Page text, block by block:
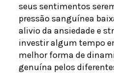
seus sentimentos
pressão sanguínea
alivio da ansiedade e
investir algum tempo
melhor forma de
genuína pelos